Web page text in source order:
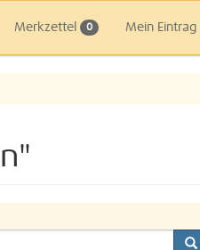
Merkzettel 0 Mein Eintrag